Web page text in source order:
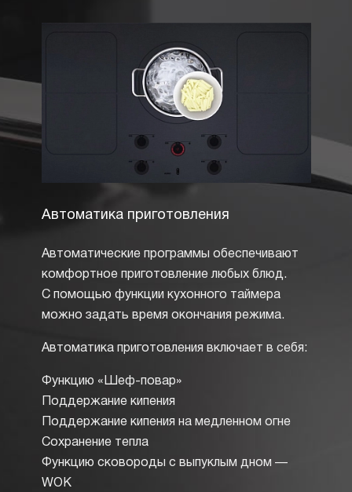
Автоматика приготовления
Автоматические программы обеспечивают
комфортное приготовление любых блюд.
С помощью функции кухонного таймера
можно задать время окончания режима.
Автоматика приготовления включает в себя:
Функцию «Шеф-повар»
Поддержание кипения
Поддержание кипения на медленном огне
Сохранение тепла
Функцию сковороды с выпуклым дном —
WOK